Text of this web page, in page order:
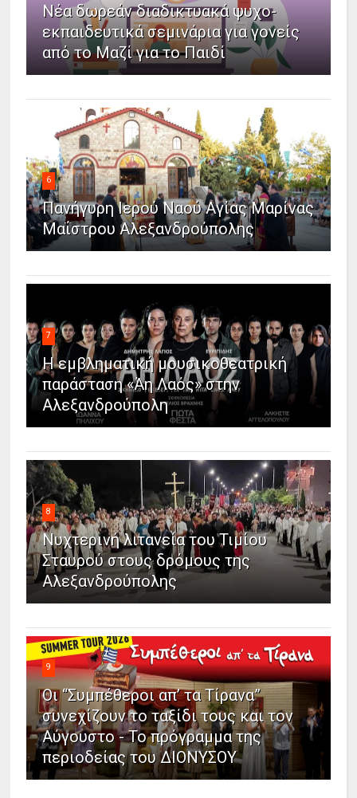
Νέα δωρεάν διαδικτυακά ψυχο-
εκπαιδευτικά σεμινάρια για γονείς
από το Μαζί για το Παιδί
6
Πανήγυρη Ιερού Ναού Αγίας Μαρίνας
Μαΐστρου Αλεξανδρούπολης
7
Η εμβληματική μουσικοθεατρική
παράσταση «Άη Λαός» στην
Αλεξανδρούπολη
8
Νυχτερινή λιτανεία του Τιμίου
Σταυρού στους δρόμους της
Αλεξανδρούπολης
9
Οι “Συμπέθεροι απ’ τα Τίρανα”
συνεχίζουν το ταξίδι τους και τον
Αύγουστο - Το πρόγραμμα της
περιοδείας του ΔΙΟΝΥΣΟΥ